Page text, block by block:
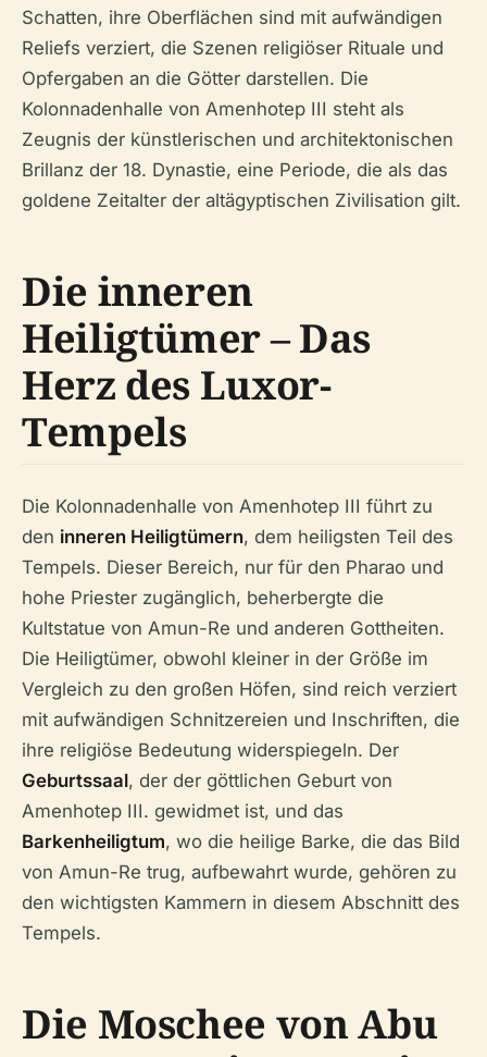
Schatten, ihre Oberflächen sind mit aufwändigen
Reliefs verziert, die Szenen religiöser Rituale und
Opfergaben an die Götter darstellen. Die
Kolonnadenhalle von Amenhotep III steht als
Zeugnis der künstlerischen und architektonischen
Brillanz der 18. Dynastie, eine Periode, die als das
goldene Zeitalter der altägyptischen Zivilisation gilt.
Die inneren
Heiligtümer – Das
Herz des Luxor-
Tempels
Die Kolonnadenhalle von Amenhotep III führt zu
den inneren Heiligtümern, dem heiligsten Teil des
Tempels. Dieser Bereich, nur für den Pharao und
hohe Priester zugänglich, beherbergte die
Kultstatue von Amun-Re und anderen Gottheiten.
Die Heiligtümer, obwohl kleiner in der Größe im
Vergleich zu den großen Höfen, sind reich verziert
mit aufwändigen Schnitzereien und Inschriften, die
ihre religiöse Bedeutung widerspiegeln. Der
Geburtssaal, der der göttlichen Geburt von
Amenhotep III. gewidmet ist, und das
Barkenheiligtum, wo die heilige Barke, die das Bild
von Amun-Re trug, aufbewahrt wurde, gehören zu
den wichtigsten Kammern in diesem Abschnitt des
Tempels.
Die Moschee von Abu